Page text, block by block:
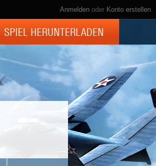
Anmelden oder Konto erstellen
SPIEL HERUNTERLADEN